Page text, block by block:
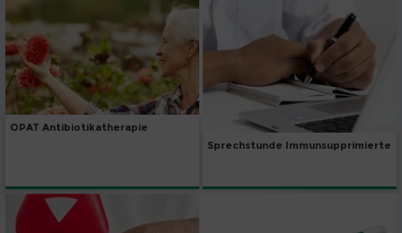
OPAT Antibiotikatherapie
Sprechstunde Immunsupprimierte